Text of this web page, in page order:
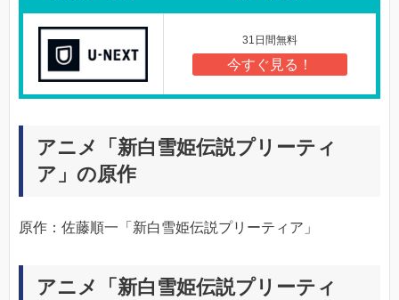
31日間無料
今すぐ見る！
アニメ「新白雪姫伝説プリーティ
ア」の原作
原作：佐藤順一「新白雪姫伝説プリーティア」
アニメ「新白雪姫伝説プリーティ